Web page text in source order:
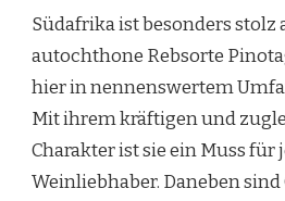
Südafrika ist besonders stolz
autochthone Rebsorte
hier in nennenswertem
Mit ihrem kräftigen und
Charakter ist sie ein Muss für
Weinliebhaber. Daneben